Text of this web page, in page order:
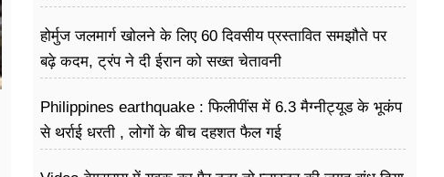
होर्मुज जलमार्ग खोलने के लिए 60 दिवसीय प्रस्तावित समझौते पर
बढ़े कदम, ट्रंप ने दी ईरान को सख्त चेतावनी
Philippines earthquake : फिलीपींस में 6.3 मैग्नीट्यूड के भूकंप
से थर्राई धरती , लोगों के बीच दहशत फैल गई